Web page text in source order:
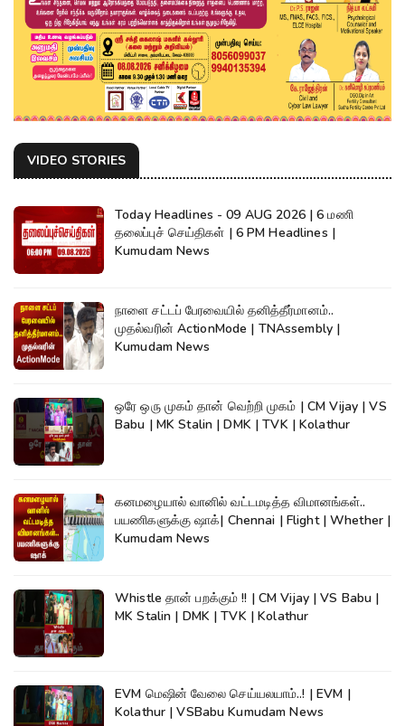
VIDEO STORIES
Today Headlines - 09 AUG 2026 | 6 மணி
தலைப்புச் செய்திகள் | 6 PM Headlines |
Kumudam News
நாளை சட்டப் பேரவையில் தனித்தீர்மானம்..
முதல்வரின் ActionMode | TNAssembly |
Kumudam News
ஒரே ஒரு முகம் தான் வெற்றி முகம் | CM Vijay | VS
Babu | MK Stalin | DMK | TVK | Kolathur
கனமழையால் வானில் வட்டமடித்த விமானங்கள்..
பயணிகளுக்கு ஷாக்| Chennai | Flight | Whether |
Kumudam News
Whistle தான் பறக்கும் !! | CM Vijay | VS Babu |
MK Stalin | DMK | TVK | Kolathur
EVM மெஷின் வேலை செய்யலயாம்..! | EVM |
Kolathur | VSBabu Kumudam News